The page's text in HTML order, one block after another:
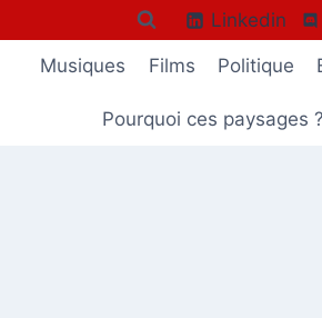
Linkedin
Musiques Films Politique
Pourquoi ces paysages ?